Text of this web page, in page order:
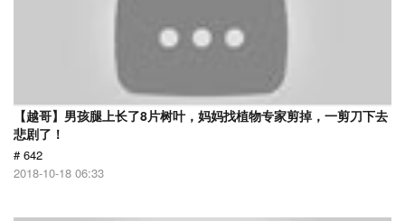
【越哥】男孩腿上长了8片树叶，妈妈找植物专家剪掉，一剪刀下去
悲剧了！
# 642
2018-10-18 06:33